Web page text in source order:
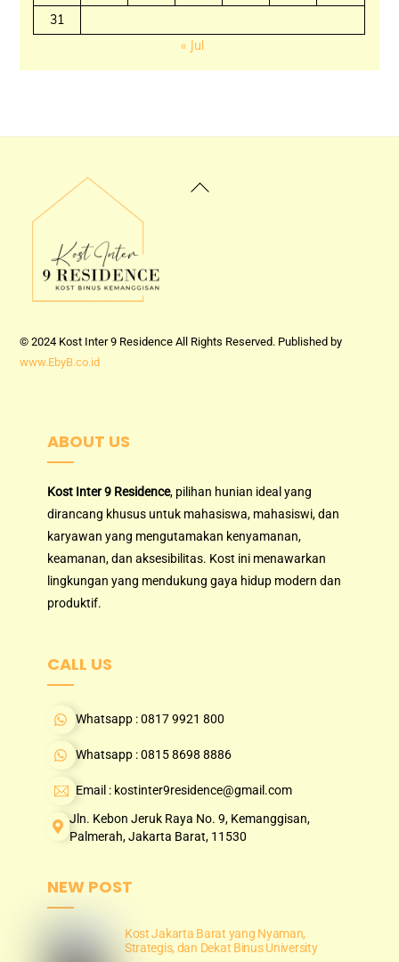
31
« Jul
Back
© 2024 Kost Inter 9 Residence All Rights Reserved. Published by
www.EbyB.co.id
ABOUT US
Kost Inter 9 Residence, pilihan hunian ideal yang
dirancang khusus untuk mahasiswa, mahasiswi, dan
karyawan yang mengutamakan kenyamanan,
keamanan, dan aksesibilitas. Kost ini menawarkan
lingkungan yang mendukung gaya hidup modern dan
produktif.
CALL US
Whatsapp : 0817 9921 800
Whatsapp : 0815 8698 8886
Email : kostinter9residence@gmail.com
Jln. Kebon Jeruk Raya No. 9, Kemanggisan,
Palmerah, Jakarta Barat, 11530
NEW POST
Kost Jakarta Barat yang Nyaman,
Strategis, dan Dekat Binus University